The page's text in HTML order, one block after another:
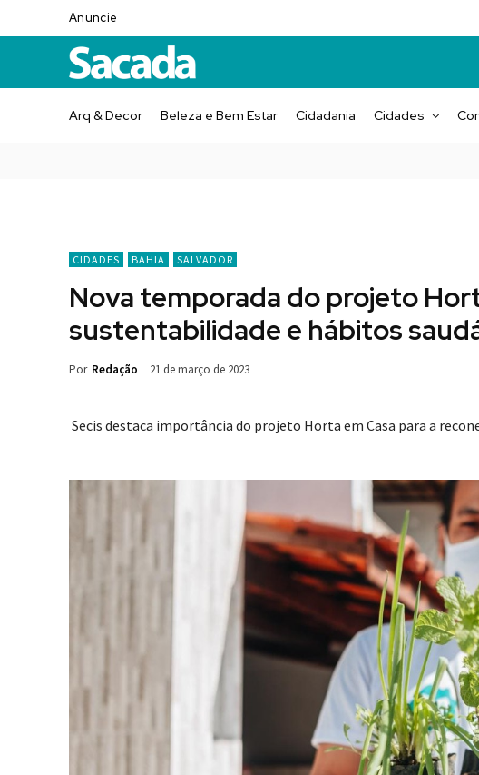
Anuncie
Arq & Decor Beleza e Bem Estar Cidadania Cidades
CIDADES BAHIA SALVADOR
Nova temporada do projeto
sustentabilidade e hábitos
Por Redação 21 de março de 2023
Secis destaca importância do projeto Horta em Casa para a